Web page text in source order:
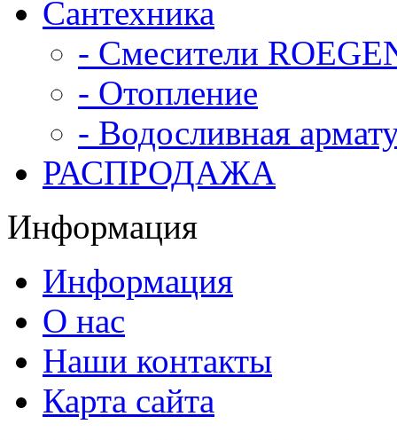
Сантехника
- Смесители
- Отопление
- Водосливная
РАСПРОДАЖА
Информация
Информация
О нас
Наши контакты
Карта сайта